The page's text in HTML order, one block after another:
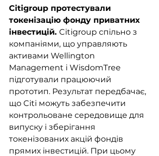
Citigroup протестували
токенізацію фонду приватних
інвестицій. Citigroup спільно з
компаніями, що управляють
активами Wellington
Management і WisdomTree
підготували працюючий
прототип. Результат передбачає,
що Citi можуть забезпечити
контрольоване середовище для
випуску і зберігання
токенізованих акцій фондів
прямих інвестицій. При цьому